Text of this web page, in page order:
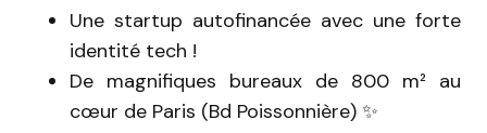
Une startup autofinancée avec une forte
identité tech !
De magnifiques bureaux de 800 m² au
cœur de Paris (Bd Poissonnière) ✨